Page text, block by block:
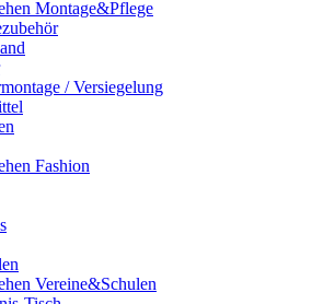
Montage&Pflege
/ Versiegelung
Fashion
Vereine&Schulen